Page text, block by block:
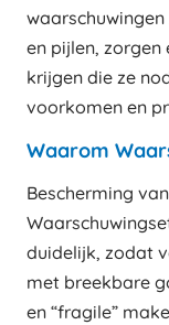
waarschuwingen
en pijlen,
krijgen die ze
voorkomen en
Waarom
Bescherming
duidelijk, zodat
met breekbare
en “fragile”